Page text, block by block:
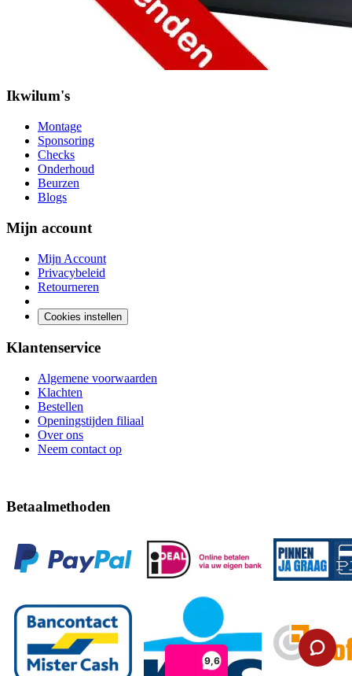
9,6
Ikwilum's
Montage
Sponsoring
Checks
Onderhoud
Beurzen
Blogs
Mijn account
Mijn Account
Privacybeleid
Retourneren
Cookies instellen
Klantenservice
Algemene voorwaarden
Klachten
Bestellen
Openingstijden filiaal
Over ons
Neem contact op
Betaalmethoden